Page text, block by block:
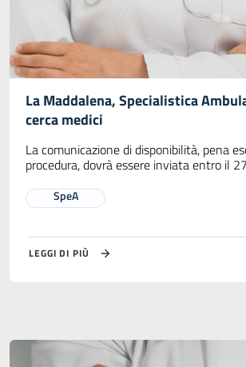
La Maddalena, Specialistica
cerca medici
La comunicazione di disponibilità, pena
procedura, dovrà essere inviata entro il
SpeA
LEGGI DI PIÙ